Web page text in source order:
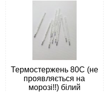
Термостержень 80С (не
проявляється на
морозі!!) білий